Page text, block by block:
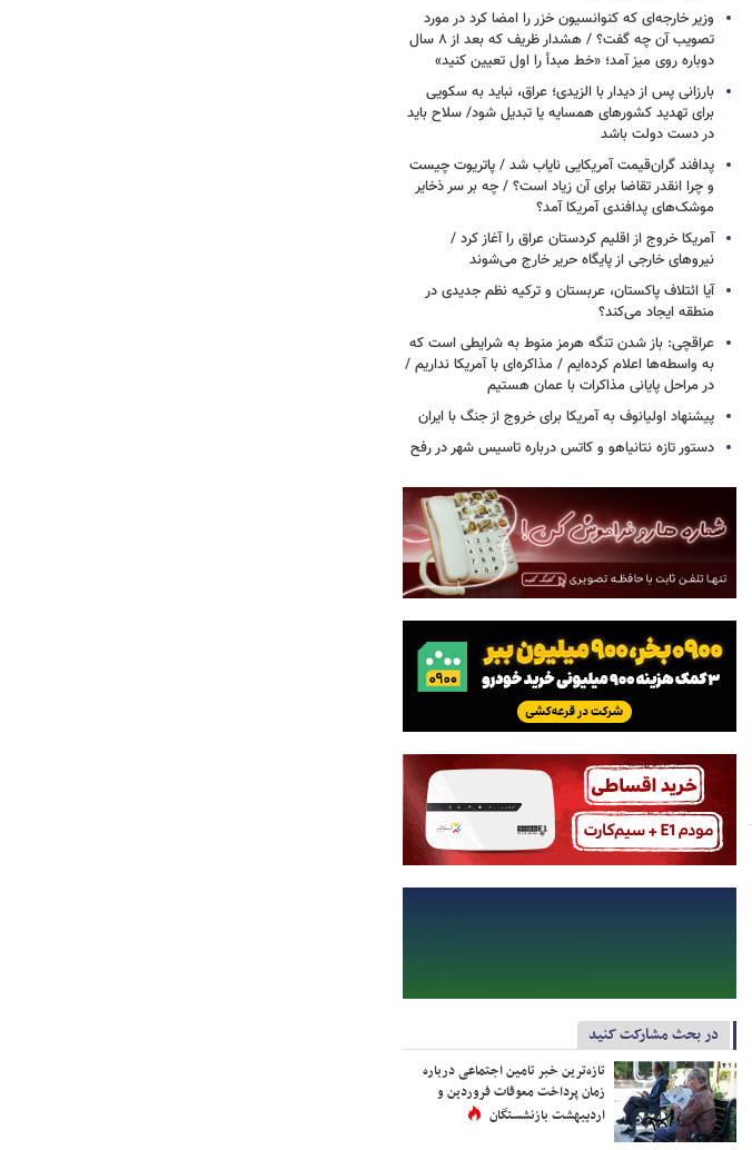
وزیر خارجه‌ای که کنوانسیون خزر را امضا کرد در مورد
تصویب آن چه گفت؟ / هشدار ظریف که بعد از ۸ سال
دوباره روی میز آمد؛ «خط مبدأ را اول تعیین کنید»
بارزانی پس از دیدار با الزیدی؛ عراق، نباید به سکویی
برای تهدید کشورهای همسایه یا تبدیل شود/ سلاح باید
در دست دولت باشد
پدافند گران‌قیمت آمریکایی نایاب شد / پاتریوت چیست
و چرا انقدر تقاضا برای آن زیاد است؟ / چه بر سر ذخایر
موشک‌های پدافندی آمریکا آمد؟
آمریکا خروج از اقلیم کردستان عراق را آغاز کرد /
نیروهای خارجی از پایگاه حریر خارج می‌شوند
آیا ائتلاف پاکستان، عربستان و ترکیه نظم جدیدی در
منطقه ایجاد می‌کند؟
عراقچی: باز شدن تنگه هرمز منوط به شرایطی است که
به واسطه‌ها اعلام کرده‌ایم / مذاکره‌ای با آمریکا نداریم /
در مراحل پایانی مذاکرات با عمان هستیم
پیشنهاد اولیانوف به آمریکا برای خروج از جنگ با ایران
دستور تازه نتانیاهو و کاتس درباره تاسیس شهر در رفح
در بحث مشارکت کنید
تازه‌ترین خبر تامین اجتماعی درباره
زمان پرداخت معوقات فروردین و
اردیبهشت بازنشستگان